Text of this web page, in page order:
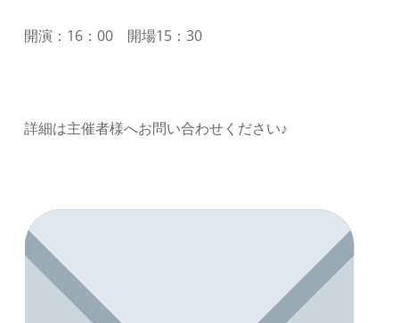
開演：16：00 開場15：30
詳細は主催者様へお問い合わせください♪